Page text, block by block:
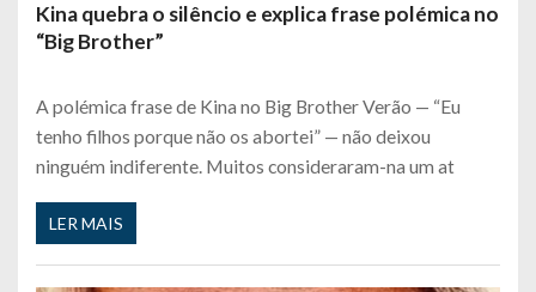
Kina quebra o silêncio e explica frase polémica no
“Big Brother”
A polémica frase de Kina no Big Brother Verão — “Eu
tenho filhos porque não os abortei” — não deixou
ninguém indiferente. Muitos consideraram-na um at
LER MAIS